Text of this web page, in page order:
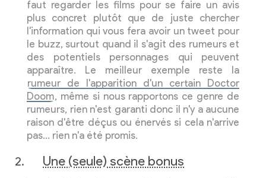
faut regarder les films pour se faire un avis
plus concret plutôt que de juste chercher
l'information qui vous fera avoir un tweet pour
le buzz, surtout quand il s'agit des rumeurs et
des potentiels personnages qui peuvent
apparaître. Le meilleur exemple reste la
rumeur de l'apparition d'un certain Doctor
Doom, même si nous rapportons ce genre de
rumeurs, rien n'est garanti donc il n'y a aucune
raison d'être déçus ou énervés si cela n'arrive
pas… rien n'a été promis.
Une (seule) scène bonus